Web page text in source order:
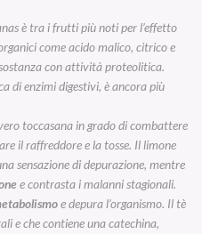
è tra i frutti più noti per l’effetto
come acido malico, citrico e
con attività proteolitica.
di enzimi digestivi, è ancora più
toccasana in grado di combattere
il raffreddore e la tosse. Il limone
sensazione di depurazione, mentre
e contrasta i malanni stagionali.
e depura l’organismo. Il tè
e che contiene una catechina,